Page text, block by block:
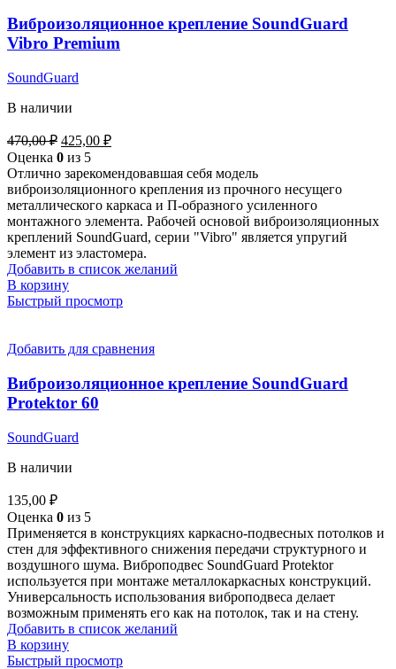
Виброизоляционное крепление SoundGuard
Vibro Premium
SoundGuard
В наличии
470,00₽ Первоначальная
цена
составляла
470,00 ₽.
425,00 ₽Текущая
425,00 ₽.
Оценка 0 из 5
Отлично зарекомендовавшая себя модель
виброизоляционного крепления из прочного несущего
металлического каркаса и П-образного усиленного
монтажного элемента. Рабочей основой виброизоляционных
креплений SoundGuard, серии "Vibro" является упругий
элемент из эластомера.
Добавить в список желаний
В корзину
Быстрый просмотр
Добавить для сравнения
Виброизоляционное крепление SoundGuard
Protektor 60
SoundGuard
В наличии
135,00 ₽
Оценка 0 из 5
Применяется в конструкциях каркасно-подвесных потолков и
стен для эффективного снижения передачи структурного и
воздушного шума. Виброподвес SoundGuard Protektor
используется при монтаже металлокаркасных конструкций.
Универсальность использования виброподвеса делает
возможным применять его как на потолок, так и на стену.
Добавить в список желаний
В корзину
Быстрый просмотр